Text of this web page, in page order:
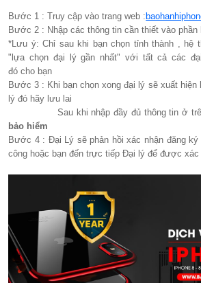
Bước 1 : Truy cập vào trang web :
Bước 2 : Nhập các thông tin cần thiết vào phần
*Lưu ý: Chỉ sau khi bạn chọn tỉnh thành , hệ
"lựa chọn đại lý gần nhất" với tất cả các
đó cho bạn
Bước 3 : Khi bạn chọn xong đại lý sẽ xuất hiện
lý đó hãy lưu lai
Sau khi nhập đầy đủ thông tin ở trên
bảo hiểm
Bước 4 : Đại Lý sẽ phản hồi xác nhận đăng ký
công hoặc bạn đến trực tiếp Đại lý để được xác